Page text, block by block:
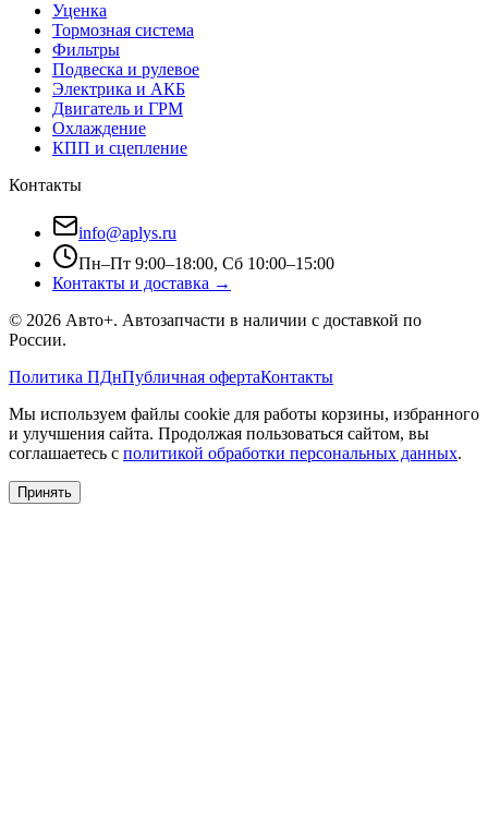
Уценка
Тормозная система
Фильтры
Подвеска и рулевое
Электрика и АКБ
Двигатель и ГРМ
Охлаждение
КПП и сцепление
Контакты
info@aplys.ru
Пн–Пт 9:00–18:00, Сб 10:00–15:00
Контакты и доставка →
© 2026 Авто+. Автозапчасти в наличии с доставкой по
России.
Политика ПДнПубличная офертаКонтакты
Мы используем файлы cookie для работы корзины, избранного
и улучшения сайта. Продолжая пользоваться сайтом, вы
соглашаетесь с политикой обработки персональных данных.
Принять